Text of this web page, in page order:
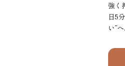
強く
日5
い”へ